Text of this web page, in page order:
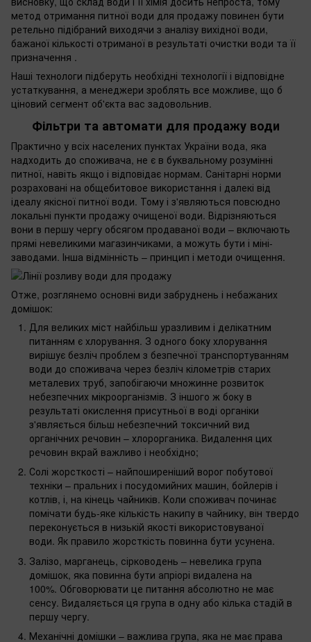
метод отримання питної води для продажу повинен бути
ретельно підібраний виходячи з аналізу вихідної води,
бажаної кількості отриманої в результаті очистки води та її
призначення .
Наші технологи підберуть необхідні технології і відповідне
устаткування, а менеджери зроблять все можливе, що б
ціновий сегмент об'єкта вас задовольнив.
Фільтри та автомати для продажу води
Практично у всіх населених пунктах України вода, яка
надходить до споживача, не є в буквальному розумінні
питної, навіть якщо і відповідає нормам. Санітарні норми
розраховані на общебитовое використання і далекі від
ідеалу якісної питної води. Тому і з'являються повсюдно
локальні пункти продажу очищеної води. Відрізняються
вони в першу чергу обсягом продаваної води – включають
прямі невеликими магазинчиками, а можуть бути і міні-
заводами. Інша відмінність – принцип і методи очищення.
Отже, розглянемо основні види забруднень і небажаних
домішок:
Для великих міст найбільш уразливим і делікатним
питанням є хлорування. З одного боку хлорування
вирішує безліч проблем з безпечної транспортуванням
води до споживача через безліч кілометрів старих
металевих труб, запобігаючи множинне розвиток
небезпечних мікроорганізмів. З іншого ж боку в
результаті окислення присутньої в воді органіки
з'являється більш небезпечний токсичний вид
органічних речовин – хлорорганика. Видалення цих
речовин вкрай важливо і необхідно;
Солі жорсткості – найпоширеніший ворог побутової
техніки – пральних і посудомийних машин, бойлерів і
котлів, і, на кінець чайників. Коли споживач починає
помічати будь-яке кількість накипу в чайнику, він твердо
переконується в низькій якості використовуваної
води. Як правило жорсткість повинна бути усунена.
Залізо, марганець, сірководень – невелика група
домішок, яка повинна бути апріорі видалена на
100%. Обговорювати це питання абсолютно не має
сенсу. Видаляється ця група в одну або кілька стадій в
першу чергу.
Механічні домішки – важлива група, яка не має права